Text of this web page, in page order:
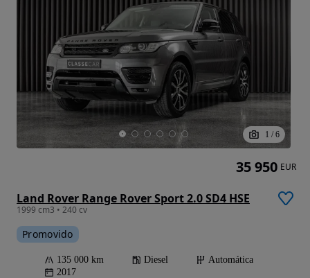
1 / 6
Land Rover Range Rover Sport 2.0 SD4 HSE
1999 cm3 • 240 cv
Promovido
135 000 km Diesel
Automática
2017
35 950 EUR